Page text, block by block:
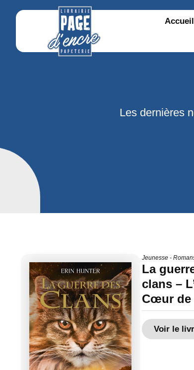
Accueil
Les dernières
Jeunesse -
La
clans –
Cœur de
Voir le